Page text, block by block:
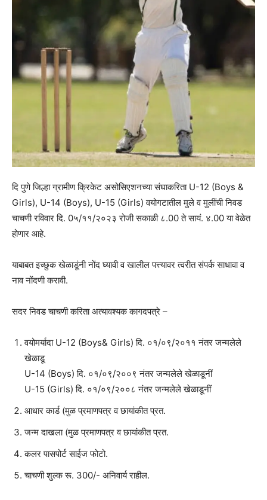
दि पुणे जिल्हा ग्रामीण क्रिकेट असोसिएशनच्या संघाकरिता U-12 (Boys &
Girls), U-14 (Boys), U-15 (Girls) वयोगटातील मुले व मुलींची निवड
चाचणी रविवार दि. 0५/११/२०२३ रोजी सकाळी ८.00 ते सायं. ४.00 या वेळेत
होणार आहे.
याबाबत इच्छुक खेळाडूंनी नोंद घ्यावी व खालील पत्त्यावर त्वरीत संपर्क साधावा व
नाव नोंदणी करावी.
सदर निवड चाचणी करिता अत्यावश्यक कागदपत्रे –
वयोमर्यादा U-12 (Boys& Girls) दि. ०१/०९/२०११ नंतर जन्मलेले
खेळाडू
U-14 (Boys) दि. ०१/०९/२००९ नंतर जन्मलेले खेळाडूनीं
U-15 (Girls) दि. ०१/०९/२००८ नंतर जन्मलेले खेळाडूनीं
आधार कार्ड (मुळ प्रमाणपत्र व छायांकीत प्रत.
जन्म दाखला (मुळ प्रमाणपत्र व छायांकीत प्रत.
कलर पासपोर्ट साईज फोटो.
चाचणी शुल्क रू. 300/- अनिवार्य राहील.